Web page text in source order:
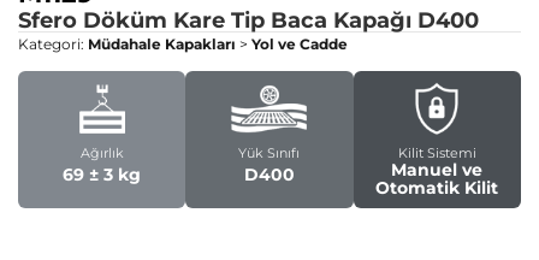
Sfero Döküm Kare Tip Baca Kapağı D400
Kategori: Müdahale Kapakları > Yol ve Cadde
Ağırlık
69 ± 3 kg
Yük Sınıfı
D400
Kilit Sistemi
Manuel ve
Otomatik Kilit